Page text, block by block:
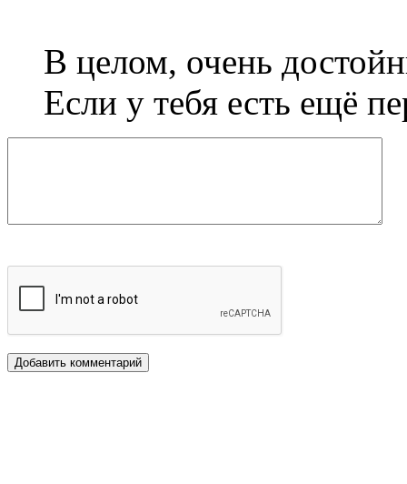
В целом, очень
Если у тебя есть ещё